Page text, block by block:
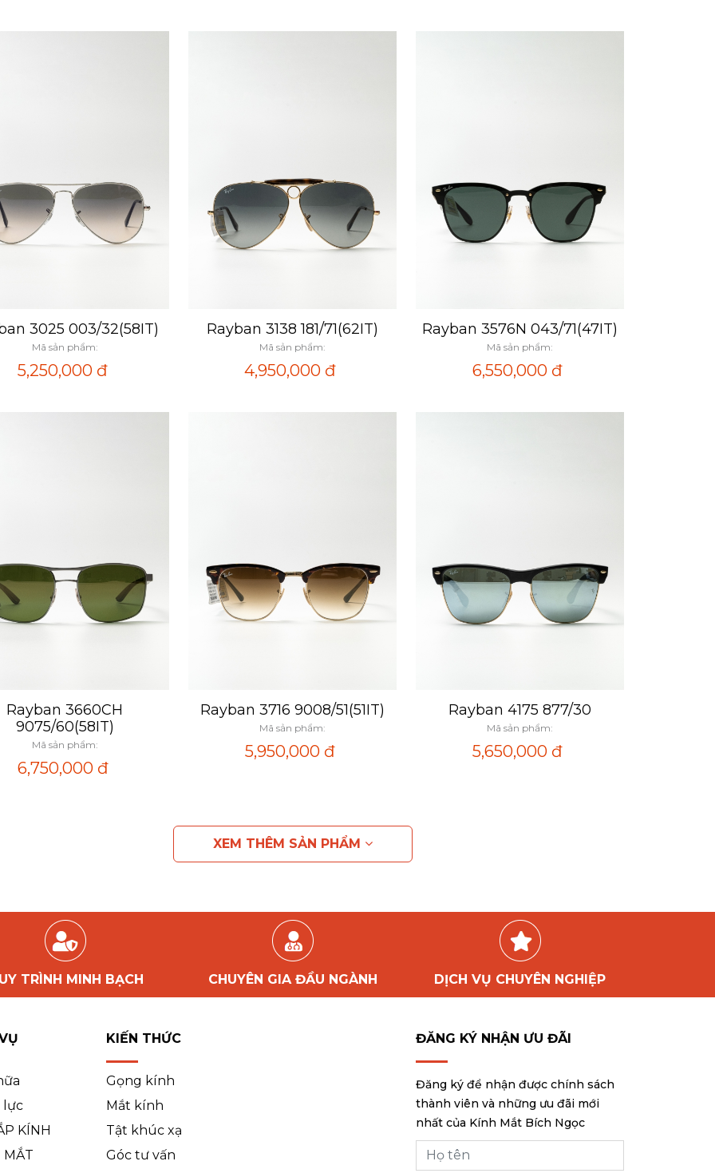
Xem nhanh
3025 003/32(58IT)
Mã sản phẩm:
5,250,000 đ
Xem nhanh
Rayban 3138 181/71(62IT)
Mã sản phẩm:
4,950,000 đ
Xem nhanh
Rayban 3576N 043/71(47IT)
Mã sản phẩm:
6,550,000 đ
Xem nhanh
Rayban 3660CH
9075/60(58IT)
Mã sản phẩm:
6,750,000đ
Xem nhanh
Rayban 3716 9008/51(51IT)
Mã sản phẩm:
5,950,000 đ
Xem nhanh
Rayban 4175 877/30
Mã sản phẩm:
5,650,000 đ
XEM THÊM SẢN PHẨM
TRÌNH MINH BẠCH CHUYÊN GIA ĐẦU NGÀNH DỊCH VỤ CHUYÊN NGHIỆP
lực
KÍNH
MẮT
KIẾN THỨC
Gọng kính
Mắt kính
Tật khúc xạ
Góc tư vấn
ĐĂNG KÝ NHẬN ƯU ĐÃI
Đăng ký để nhận được chính sách
thành viên và những ưu đãi mới
nhất của Kính Mắt Bích Ngọc